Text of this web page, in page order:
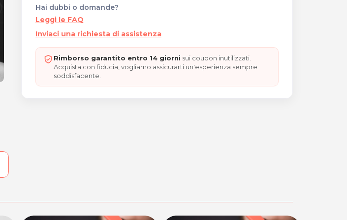
Hai dubbi o domande?
Leggi le FAQ
Inviaci una richiesta di assistenza
Rimborso garantito entro 14 giorni sui coupon inutilizzati.
Acquista con fiducia, vogliamo assicurarti un'esperienza sempre
soddisfacente.